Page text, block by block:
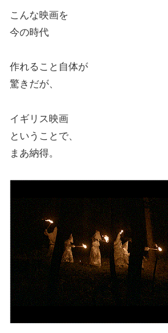
こんな映画を
今の時代
作れること自体が
驚きだが、
イギリス映画
ということで、
まあ納得。